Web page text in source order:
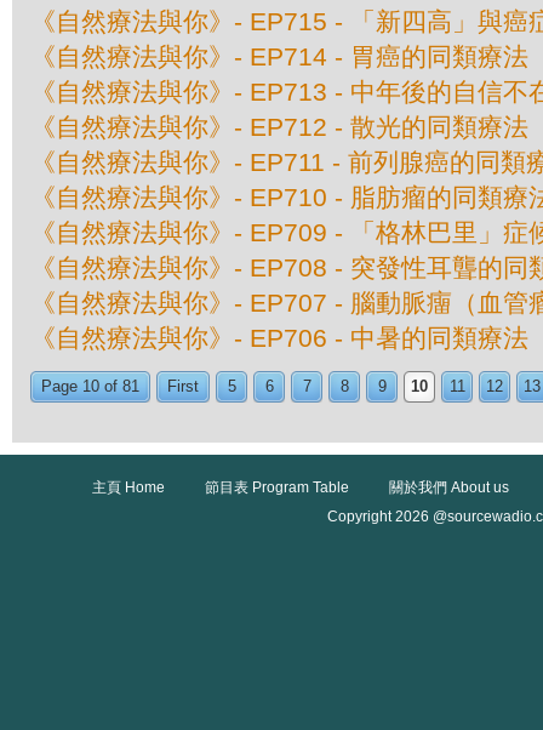
《自然療法與你》- EP715 - 「新四高」與癌
《自然療法與你》- EP714 - 胃癌的同類療法
《自然療法與你》- EP713 - 中年後的自信不
《自然療法與你》- EP712 - 散光的同類療法
《自然療法與你》- EP711 - 前列腺癌的同類
《自然療法與你》- EP710 - 脂肪瘤的同類療
《自然療法與你》- EP709 - 「格林巴里」症
《自然療法與你》- EP708 - 突發性耳聾的同
《自然療法與你》- EP707 - 腦動脈癅（血管
《自然療法與你》- EP706 - 中暑的同類療法
Page 10 of 81 First 5 6 7 8 9 10 11 12 13
主頁 Home 節目表 Program Table
關於我們 About us
Copyright 2026